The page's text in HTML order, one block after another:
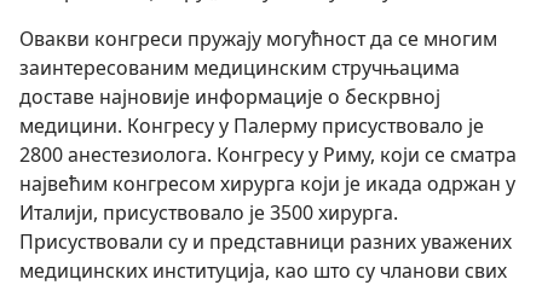
Овакви конгреси пружају могућност да се многим
заинтересованим медицинским стручњацима
доставе најновије информације о бескрвној
медицини. Конгресу у Палерму присуствовало је
2800 анестезиолога. Конгресу у Риму, који се сматра
највећим конгресом хирурга који је икада одржан у
Италији, присуствовало је 3500 хирурга.
Присуствовали су и представници разних уважених
медицинских институција, као што су чланови свих